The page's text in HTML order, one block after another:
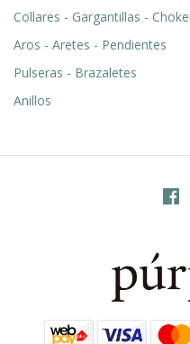
Collares - Gargantillas -
Aros - Aretes - Pendientes
Pulseras - Brazaletes
Anillos